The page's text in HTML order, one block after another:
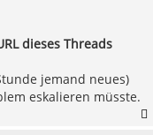
dieses Threads
jemand neues)
eskalieren müsste.